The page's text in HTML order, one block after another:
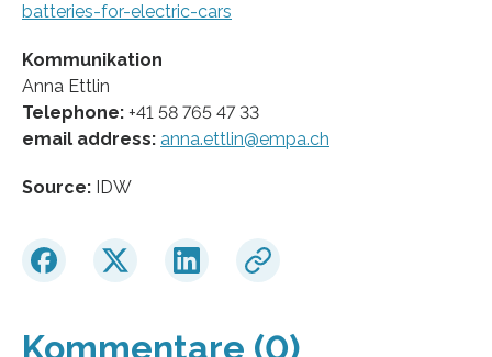
batteries-for-electric-cars
Kommunikation
Anna Ettlin
Telephone: +41 58 765 47 33
email address: anna.ettlin@empa.ch
Source: IDW
Kommentare (0)